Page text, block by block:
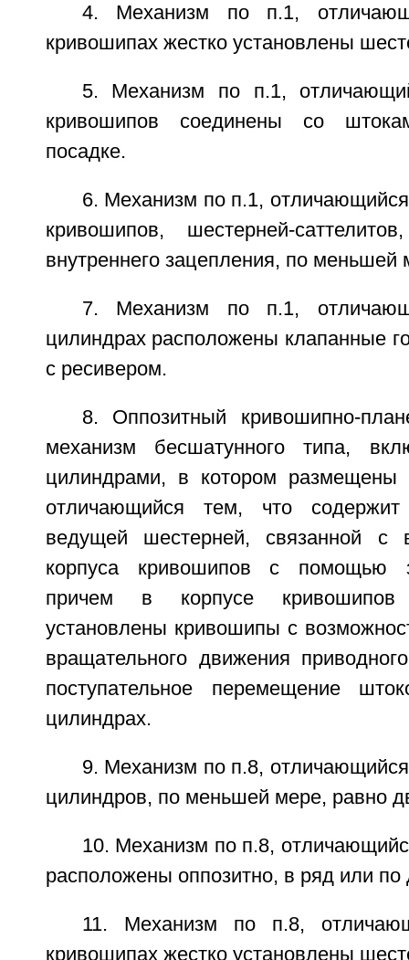
4. Механизм по п.1,
кривошипах жестко установлены
5. Механизм по п.1,
кривошипов соединены со
посадке.
6. Механизм по п.1, отличающийся
кривошипов, шестерней-
внутреннего зацепления, по меньшей
7. Механизм по п.1,
цилиндрах расположены клапанные
с ресивером.
8. Оппозитный кривошипно-
механизм бесшатунного типа,
цилиндрами, в котором
отличающийся тем, что
ведущей шестерней, связанной с
корпуса кривошипов с помощью
причем в корпусе кривошипов
установлены кривошипы с
вращательного движения
поступательное перемещение
цилиндрах.
9. Механизм по п.8, отличающийся
цилиндров, по меньшей мере, равно
10. Механизм по п.8,
расположены оппозитно, в ряд или по
11. Механизм по п.8,
кривошипах жестко установлены